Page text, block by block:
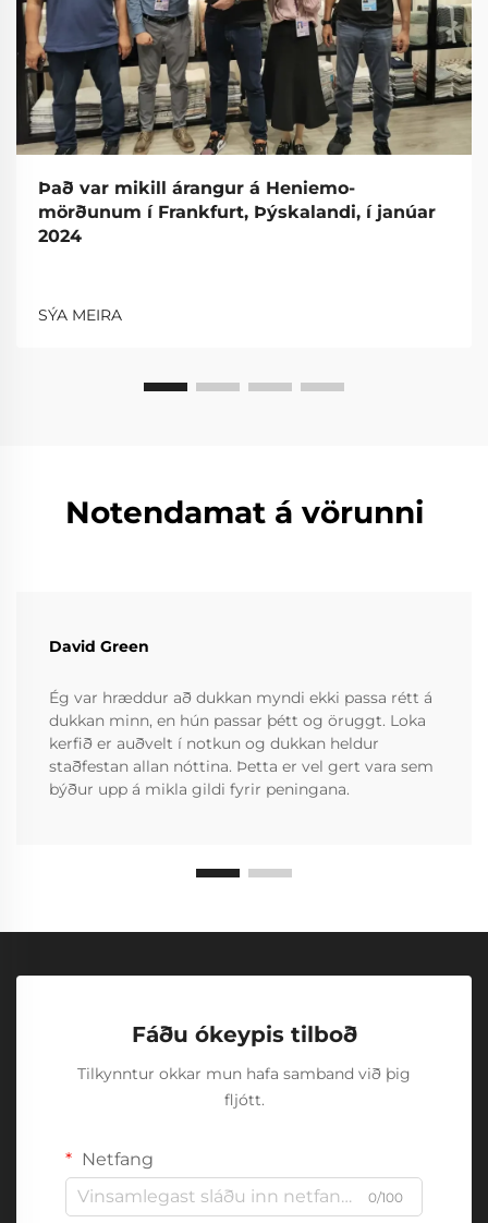
Það var mikill árangur á Heniemo-
mörðunum í Frankfurt, Þýskalandi, í janúar
2024
SÝA MEIRA
Notendamat á vörunni
David Green
Ég var hræddur að dukkan myndi ekki passa rétt á
dukkan minn, en hún passar þétt og öruggt. Loka
kerfið er auðvelt í notkun og dukkan heldur
staðfestan allan nóttina. Þetta er vel gert vara sem
býður upp á mikla gildi fyrir peningana.
Fáðu ókeypis tilboð
Tilkynntur okkar mun hafa samband við þig
fljótt.
Netfang
0/100